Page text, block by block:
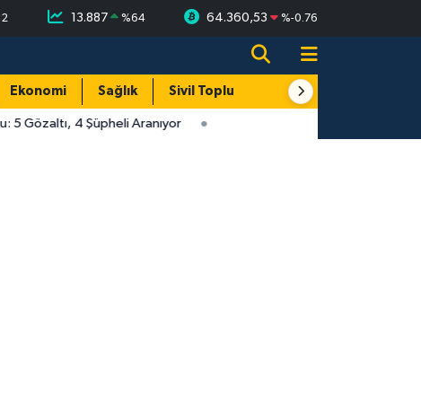
13.887 %64 64.360,53 %-0.76
Ekonomi Sağlık Sivil Toplum Turizm
Gözaltı, 4 Şüpheli Aranıyor